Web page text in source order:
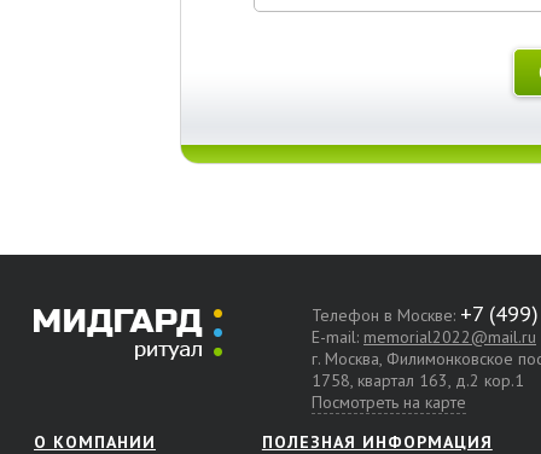
Телефон в Москве:
E-mail: memorial2022@mail.ru
г. Москва, Филимонковское
1758, квартал 163, д.2 кор.1
Посмотреть на карте
О КОМПАНИИ
ПОЛЕЗНАЯ ИНФОРМАЦИЯ